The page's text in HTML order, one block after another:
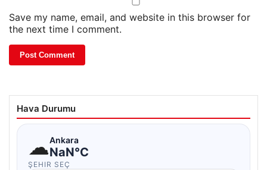
Save my name, email, and website in this browser for
the next time I comment.
Hava Durumu
☁Ankara
NaN°C
ŞEHIR SEÇ